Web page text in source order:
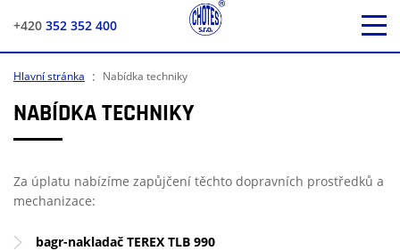
+420 352 352 400
Hlavní stránka : Nabídka techniky
NABÍDKA TECHNIKY
Za úplatu nabízíme zapůjčení těchto dopravních prostředků a
mechanizace:
bagr-nakladač TEREX TLB 990